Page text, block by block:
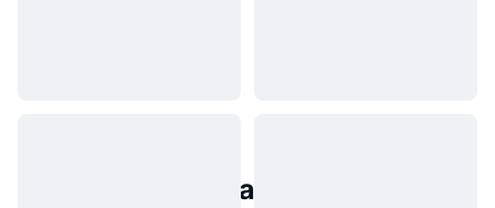
Aset Dunia Nyata Populer